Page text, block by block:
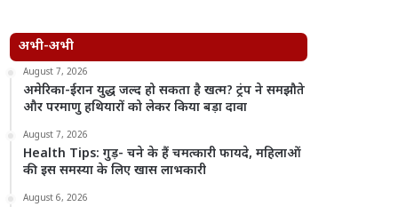
अभी-अभी
August 7, 2026
अमेरिका-ईरान युद्ध जल्द हो सकता है खत्म? ट्रंप ने समझौते
और परमाणु हथियारों को लेकर किया बड़ा दावा
August 7, 2026
Health Tips: गुड़- चने के हैं चमत्कारी फायदे, महिलाओं
की इस समस्या के लिए खास लाभकारी
August 6, 2026